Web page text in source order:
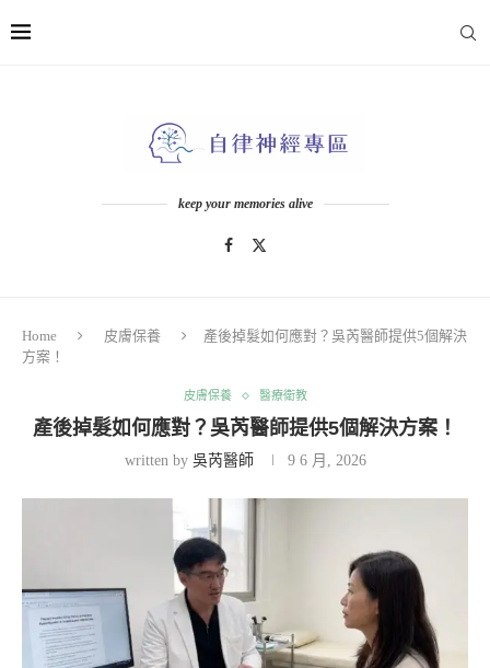
keep your memories alive
Home 皮膚保養
產後掉髮如何應對？吳芮醫師提供5個解決
方案！
皮膚保養 醫療衛教
產後掉髮如何應對？吳芮醫師提供5個解決方案！
written by 吳芮醫師 9 6 月, 2026